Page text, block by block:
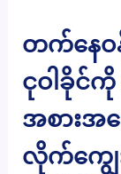
တက်နေဝ
ငုဝါခိုင်
အစား
လိုက်ကျွေ